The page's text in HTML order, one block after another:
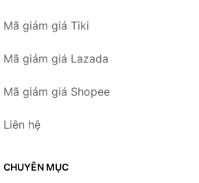
Mã giảm giá Tiki
Mã giảm giá Lazada
Mã giảm giá Shopee
Liên hệ
CHUYÊN MỤC